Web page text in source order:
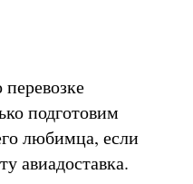
подготовим
любимца, если
авиадоставка.